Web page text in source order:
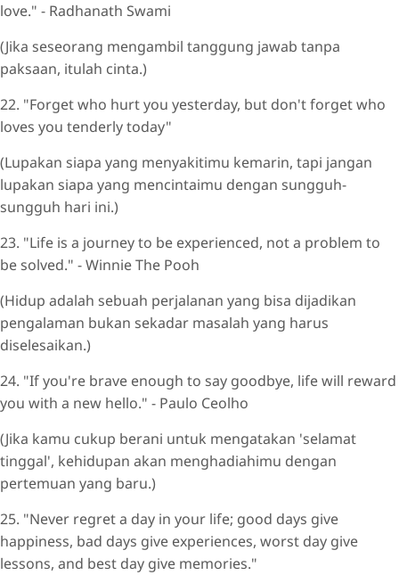
love." - Radhanath Swami
(Jika seseorang mengambil tanggung jawab tanpa
paksaan, itulah cinta.)
22. "Forget who hurt you yesterday, but don't forget who
loves you tenderly today"
(Lupakan siapa yang menyakitimu kemarin, tapi jangan
lupakan siapa yang mencintaimu dengan sungguh-
sungguh hari ini.)
23. "Life is a journey to be experienced, not a problem to
be solved." - Winnie The Pooh
(Hidup adalah sebuah perjalanan yang bisa dijadikan
pengalaman bukan sekadar masalah yang harus
diselesaikan.)
24. "If you're brave enough to say goodbye, life will reward
you with a new hello." - Paulo Ceolho
(Jika kamu cukup berani untuk mengatakan 'selamat
tinggal', kehidupan akan menghadiahimu dengan
pertemuan yang baru.)
25. "Never regret a day in your life; good days give
happiness, bad days give experiences, worst day give
lessons, and best day give memories."